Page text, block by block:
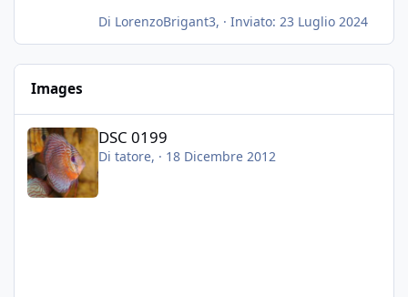
che fatico a togliere senza rimuovere il fondo.
Vorrei quindi togliere tutto (il fondo dopo
nel caso sia troppo estrema dopo un fondo
color terra di siena bruciata).
Posso togliere il fondo magari piano piano, in
piu giorni, ed inserire la sabbia nuova (senza
nessun tipo di fretta), evitando di togliere i
Di LorenzoBrigant3, · Inviato: 23 Luglio 2024
Images
DSC 0199
Di tatore, · 18 Dicembre 2012